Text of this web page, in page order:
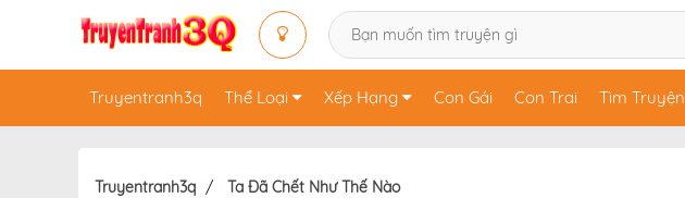
Truyentranh3q Thể Loại Xếp Hạng Con Gái Con Trai Tìm Truyện
Truyentranh3q Ta Đã Chết Như Thế Nào